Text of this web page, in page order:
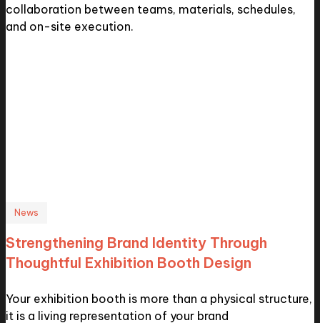
collaboration between teams, materials, schedules,
and on-site execution.
News
Strengthening Brand Identity Through
Thoughtful Exhibition Booth Design
Your exhibition booth is more than a physical structure,
it is a living representation of your brand